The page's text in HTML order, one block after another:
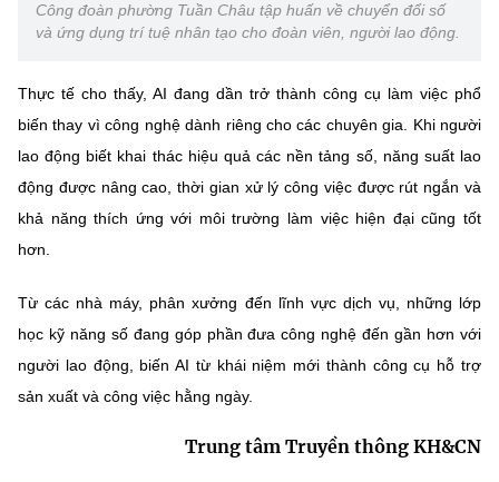
Công đoàn phường Tuần Châu tập huấn về chuyển đổi số
và ứng dụng trí tuệ nhân tạo cho đoàn viên, người lao động.
Thực tế cho thấy, AI đang dần trở thành công cụ làm việc phổ
biến thay vì công nghệ dành riêng cho các chuyên gia. Khi người
lao động biết khai thác hiệu quả các nền tảng số, năng suất lao
động được nâng cao, thời gian xử lý công việc được rút ngắn và
khả năng thích ứng với môi trường làm việc hiện đại cũng tốt
hơn.
Từ các nhà máy, phân xưởng đến lĩnh vực dịch vụ, những lớp
học kỹ năng số đang góp phần đưa công nghệ đến gần hơn với
người lao động, biến AI từ khái niệm mới thành công cụ hỗ trợ
sản xuất và công việc hằng ngày.
Trung tâm Truyền thông KH&CN